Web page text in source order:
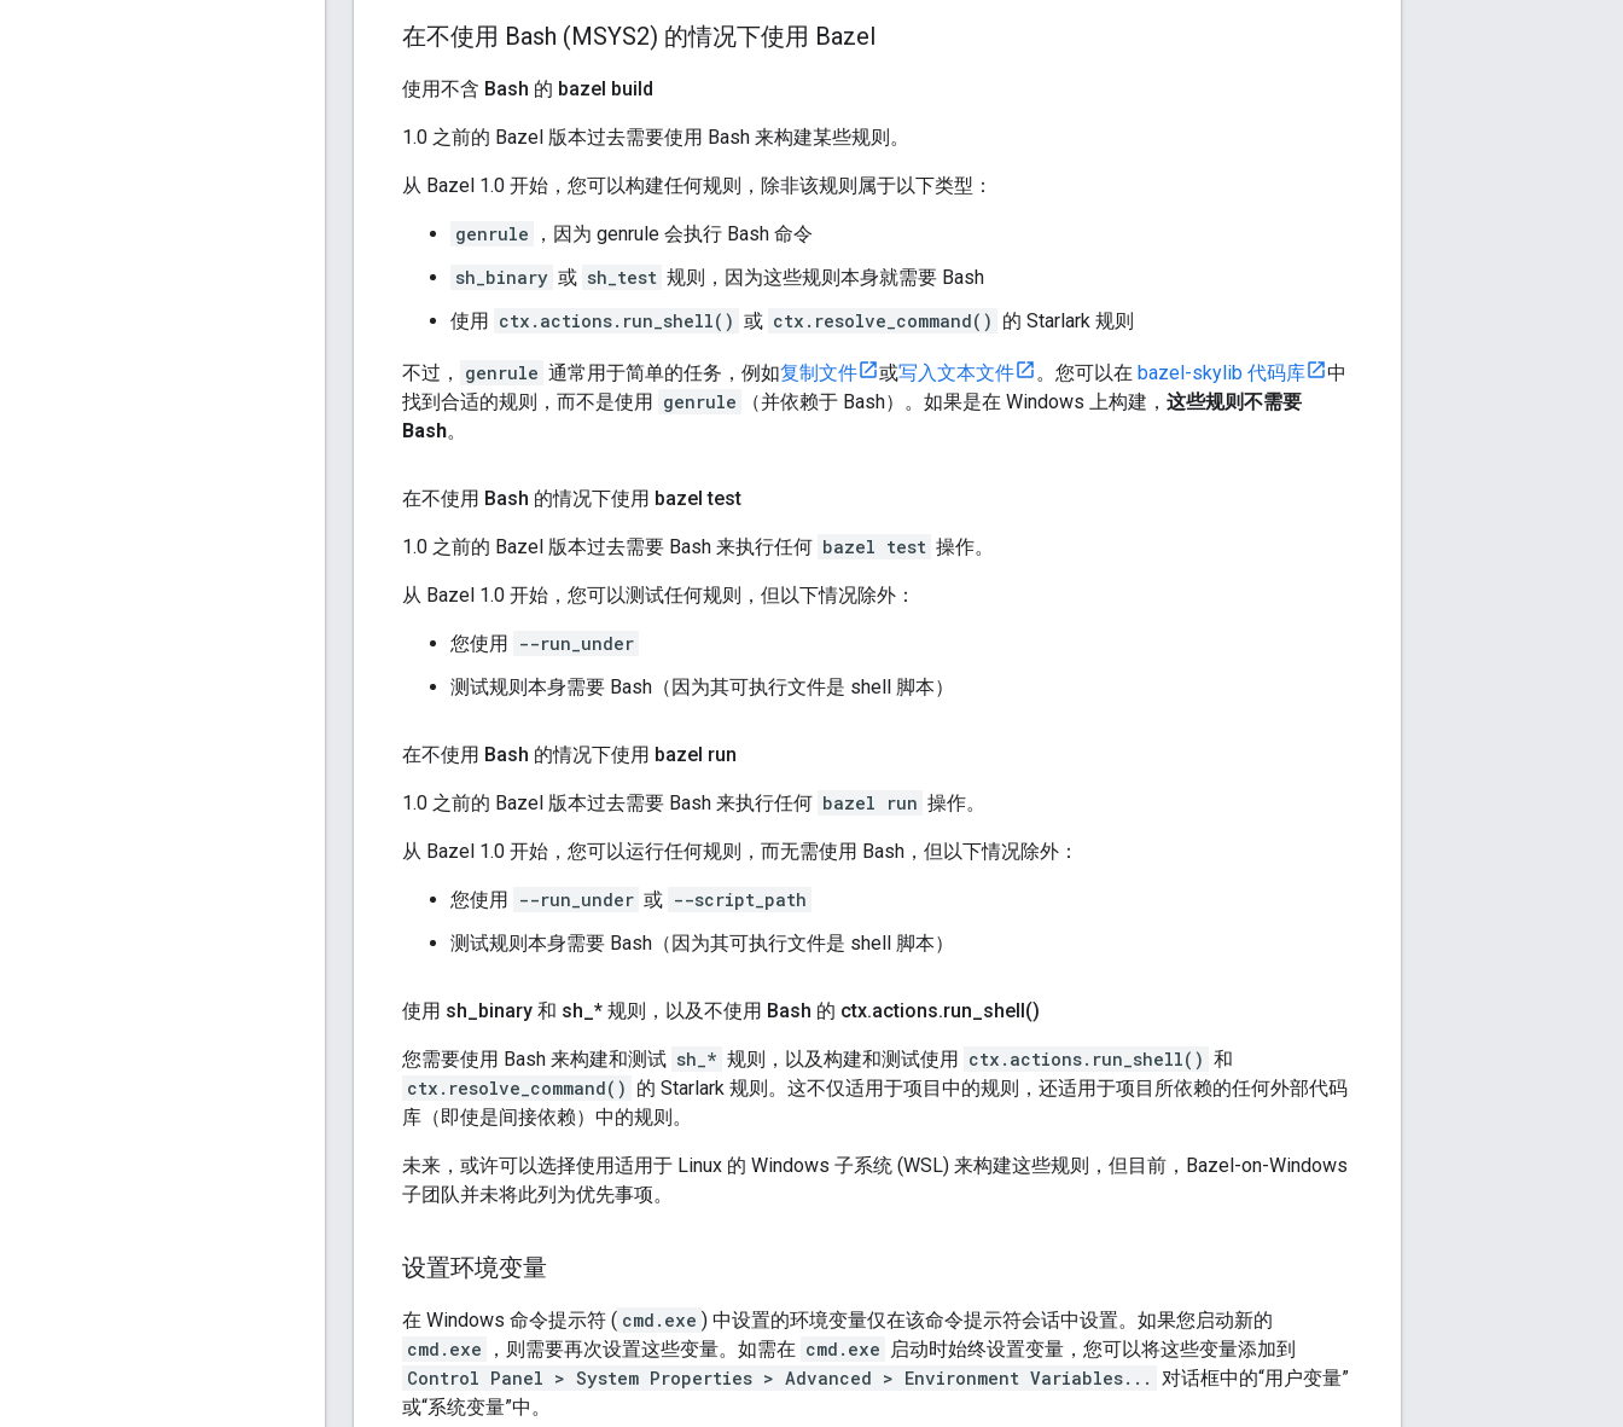
在不使用 Bash (MSYS2) 的情况下使用 Bazel
使用不含 Bash 的 bazel build
1.0 之前的 Bazel 版本过去需要使用 Bash 来构建某些规则。
从 Bazel 1.0 开始，您可以构建任何规则，除非该规则属于以下类型：
genrule
，因为 genrule 会执行 Bash 命令
sh_binary 或 sh_test 规则，因为这些规则本身就需要 Bash
使用 ctx.actions.run_shell() 或 ctx.resolve_command() 的 Starlark 规则
不过， genrule 通常用于简单的任务，例如复制文件 或写入文本文件 。您可以在 bazel-skylib 代码库
中
找到合适的规则，而不是使用 genrule （并依赖于 Bash）。如果是在 Windows 上构建， 这些规则不需要
Bash。
在不使用 Bash 的情况下使用 bazel test
1.0 之前的 Bazel 版本过去需要 Bash 来执行任何 bazel test 操作。
从 Bazel 1.0 开始，您可以测试任何规则，但以下情况除外：
您使用 --run_under
测试规则本身需要 Bash（因为其可执行文件是 shell 脚本）
在不使用 Bash 的情况下使用 bazel run
1.0 之前的 Bazel 版本过去需要 Bash 来执行任何 bazel run 操作。
从 Bazel 1.0 开始，您可以运行任何规则，而无需使用 Bash，但以下情况除外：
您使用 --run_under 或 --script_path
测试规则本身需要 Bash（因为其可执行文件是 shell 脚本）
使用 sh binary 和 sh * 规则，以及不使用 Bash 的 ctx.actions.run_shell()
您需要使用 Bash 来构建和测试 sh_* 规则，以及构建和测试使用 ctx.actions.run_shell() 和
ctx.resolve_command() 的 Starlark 规则。这不仅适用于项目中的规则，还适用于项目所依赖的任何外部代码
库（即使是间接依赖）中的规则。
未来，或许可以选择使用适用于 Linux 的 Windows 子系统 (WSL) 来构建这些规则，但目前，Bazel-on-Windows
子团队并未将此列为优先事项。
设置环境变量
在 Windows 命令提示符 ( cmd.exe ) 中设置的环境变量仅在该命令提示符会话中设置。如果您启动新的
cmd.exe
，则需要再次设置这些变量。如需在 cmd.exe 启动时始终设置变量，您可以将这些变量添加到
Control Panel > System Properties > Advanced > Environment Variables... 对话框中的“用户变量”
或“系统变量”中。